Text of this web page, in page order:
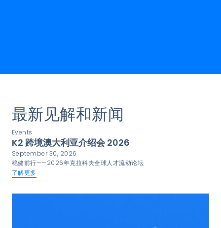
最新见解和新闻
Events
K2 跨境澳大利亚介绍会 2026
September 30, 2026
稳健前行——2026年克拉科夫全球人才流动论坛
了解更多